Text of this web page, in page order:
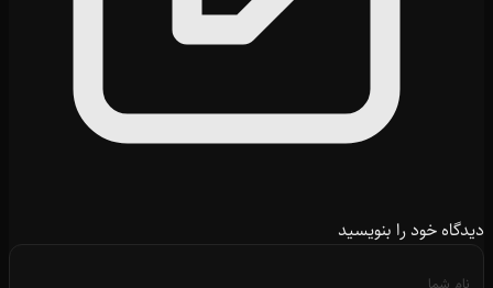
دیدگاه خود را بنویسید